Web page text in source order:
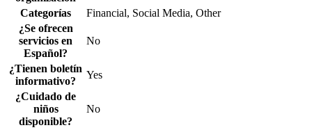
Categorías
Financial, Social Media, Other
¿Se ofrecen
servicios en
Español?
No
¿Tienen boletín
informativo?
Yes
¿Cuidado de
niños
disponible?
No